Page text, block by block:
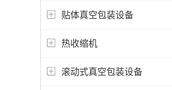
贴体真空包装设备
热收缩机
滚动式真空包装设备